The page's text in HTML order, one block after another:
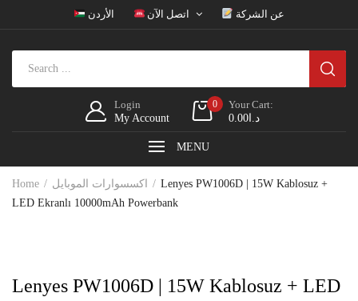
الأردن اتصل الآن عن الشركة
Login
My Account
0
Your Cart:
د.ا0.00
MENU
Home اكسسوارات الموبايل
Lenyes PW1006D | 15W Kablosuz +
LED Ekranlı 10000mAh Powerbank
Lenyes PW1006D | 15W Kablosuz + LED